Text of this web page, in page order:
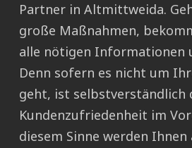
Partner in Altmittweida.
große Maßnahmen,
alle nötigen Informationen
Denn sofern es nicht um
geht, ist selbstverständlich
Kundenzufriedenheit im
diesem Sinne werden